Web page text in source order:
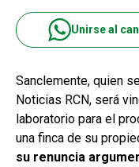
Unirse al
Sanclemente, quien
Noticias RCN, será
laboratorio para el
una finca de su
su renuncia